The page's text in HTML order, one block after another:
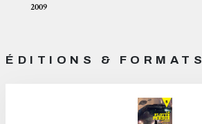
2009
ÉDITIONS & FORMATS